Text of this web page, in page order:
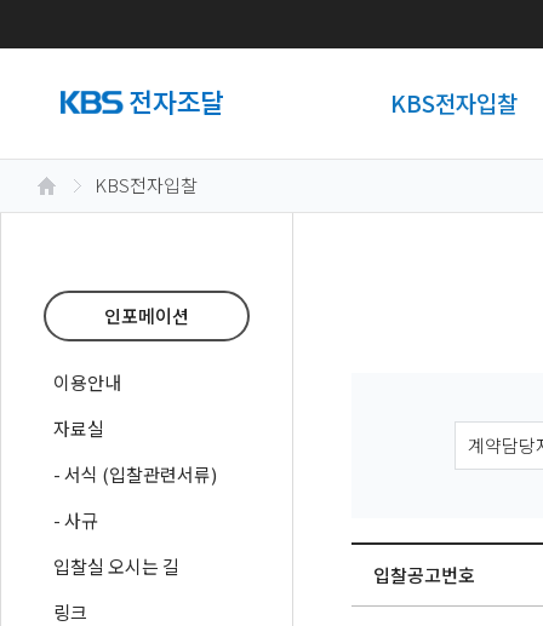
KBS전자입찰
KBS전자입찰
인포메이션
이용안내
자료실
- 서식 (입찰관련서류)
- 사규
입찰실 오시는 길
링크
입찰공고번호